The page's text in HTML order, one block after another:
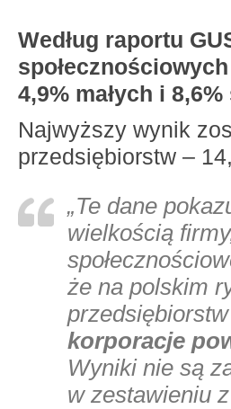
Według raportu
4,9% małych i
Najwyższy wynik
przedsiębiorstw –
„Te dane
wielkością
że na polskim
korporacje
Wyniki nie są
w zestawieniu